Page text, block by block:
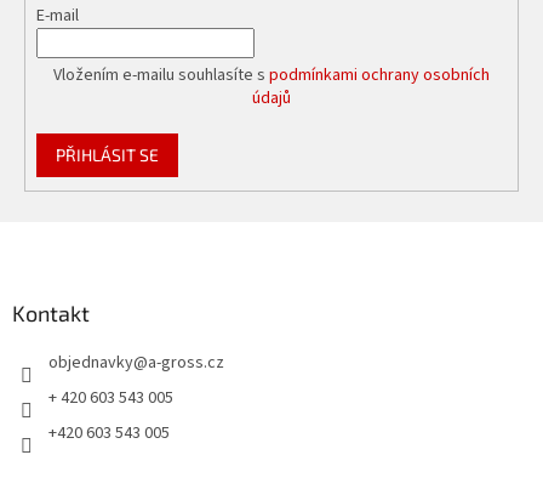
E-mail
Vložením e-mailu souhlasíte s podmínkami ochrany osobních
údajů
PŘIHLÁSIT SE
Kontakt
objednavky@a-gross.cz
+ 420 603 543 005
+420 603 543 005